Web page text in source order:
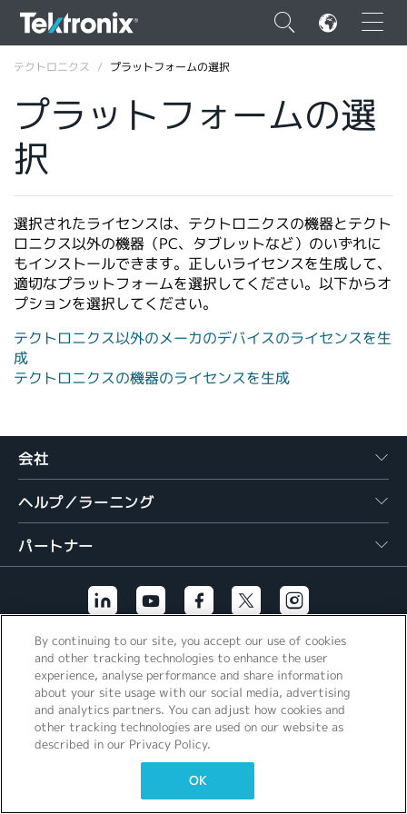
×
DEUTSCH
VIỆT NAM
韓国語
テクトロニクス プラットフォームの選択
プラットフォームの選
択
選択されたライセンスは、テクトロニクスの機器とテクト
ロニクス以外の機器（PC、タブレットなど）のいずれに
もインストールできます。正しいライセンスを生成して、
適切なプラットフォームを選択してください。以下からオ
プションを選択してください。
テクトロニクス以外のメーカのデバイスのライセンスを生
成
テクトロニクスの機器のライセンスを生成
会社
ヘルプ／ラーニング
パートナー
その他のリンク
By continuing to our site, you accept our use of cookies
and other tracking technologies to enhance the user
experience, analyse performance and share information
about your site usage with our social media, advertising
and analytics partners. You can adjust how cookies and
other tracking technologies are used on our website as
described in our Privacy Policy.
OK